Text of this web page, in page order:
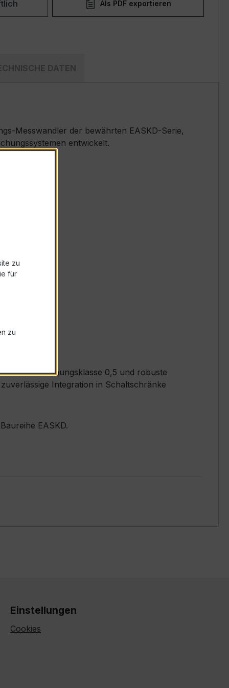
Als PDF exportieren
DATEN
Messwandler der bewährten EASKD-Serie,
entwickelt.
der Verrechnungsklasse 0,5 und robuste
Integration in Schaltschränke
EASKD.
Einstellungen
Cookies
zu
für
zu